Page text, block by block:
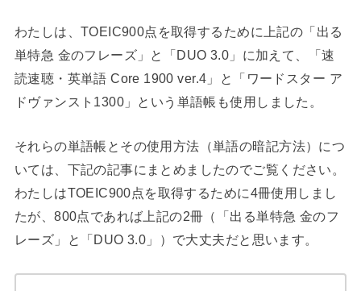
わたしは、TOEIC900点を取得するために上記の「出る
単特急 金のフレーズ」と「DUO 3.0」に加えて、「速
読速聴・英単語 Core 1900 ver.4」と「ワードスター ア
ドヴァンスト1300」という単語帳も使用しました。
それらの単語帳とその使用方法（単語の暗記方法）につ
いては、下記の記事にまとめましたのでご覧ください。
わたしはTOEIC900点を取得するために4冊使用しまし
たが、800点であれば上記の2冊（「出る単特急 金のフ
レーズ」と「DUO 3.0」）で大丈夫だと思います。